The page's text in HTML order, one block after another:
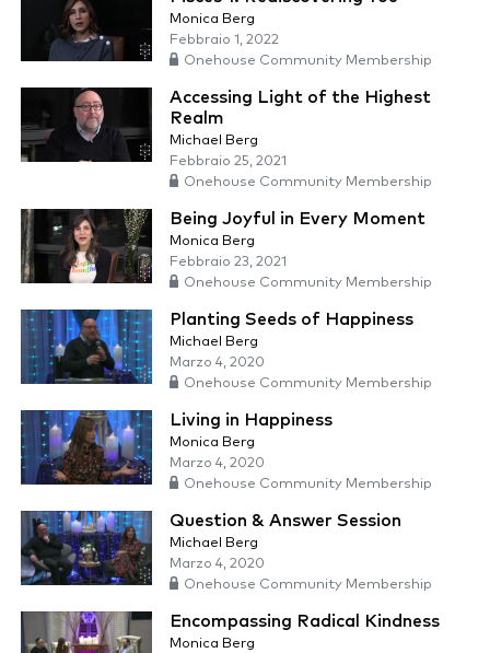
Monica Berg
Febbraio 1, 2022
Onehouse Community Membership
Accessing Light of the Highest
Realm
Michael Berg
Febbraio 25, 2021
Onehouse Community Membership
Being Joyful in Every Moment
Monica Berg
Febbraio 23, 2021
Onehouse Community Membership
Planting Seeds of Happiness
Michael Berg
Marzo 4, 2020
Onehouse Community Membership
Living in Happiness
Monica Berg
Marzo 4, 2020
Onehouse Community Membership
Question & Answer Session
Michael Berg
Marzo 4, 2020
Onehouse Community Membership
Encompassing Radical Kindness
Monica Berg